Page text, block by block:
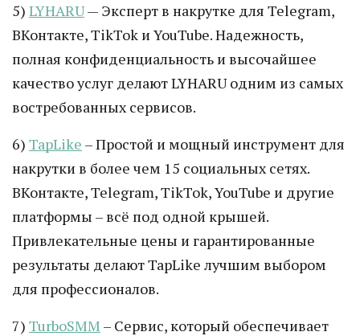
5) LYHARU— Эксперт в накрутке для Telegram,
ВКонтакте, TikTok и YouTube. Надежность,
полная конфиденциальность и высочайшее
качество услуг делают LYHARU одним из самых
востребованных сервисов.
6) TapLike – Простой и мощный инструмент для
накрутки в более чем 15 социальных сетях.
ВКонтакте, Telegram, TikTok, YouTube и другие
платформы – всё под одной крышей.
Привлекательные цены и гарантированные
результаты делают TapLike лучшим выбором
для профессионалов.
7) TurboSMM – Сервис, который обеспечивает